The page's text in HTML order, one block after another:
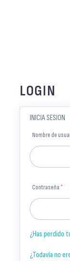
LOGIN
INICIA SESION
Nombre de
Contraseña*
¿Has perdido
¿Todavía no